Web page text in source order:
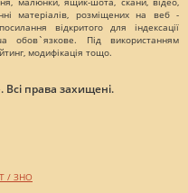
матеріалів, розміщених на веб -
відкритого для індексації
обов`язкове. Під використанням
модифікація тощо.
права захищені.
/ ЗНО